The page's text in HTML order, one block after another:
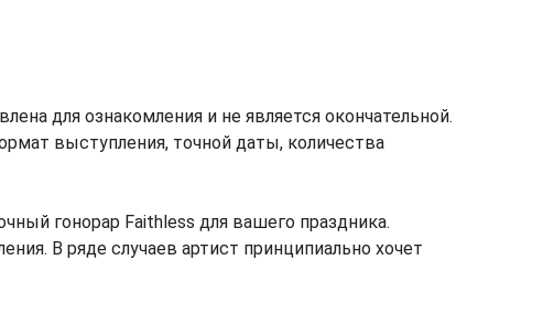
для ознакомления и не является окончательной.
выступления, точной даты, количества
гонорар Faithless для вашего праздника.
В ряде случаев артист принципиально хочет